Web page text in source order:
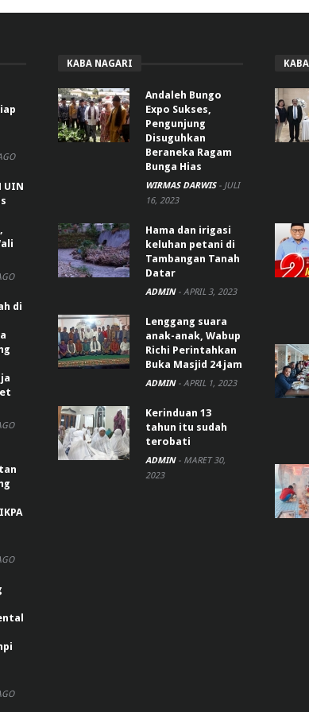
UIN
di
KABA NAGARI
Andaleh Bungo
Expo Sukses,
Pengunjung
Disuguhkan
Beraneka Ragam
Bunga Hias
WIRMAS DARWIS - JULI
16, 2023
Hama dan irigasi
keluhan petani di
Tambangan Tanah
Datar
ADMIN - APRIL 3, 2023
Lenggang suara
anak-anak, Wabup
Richi Perintahkan
Buka Masjid 24 jam
ADMIN - APRIL 1, 2023
Kerinduan 13
tahun itu sudah
terobati
ADMIN - MARET 30,
2023